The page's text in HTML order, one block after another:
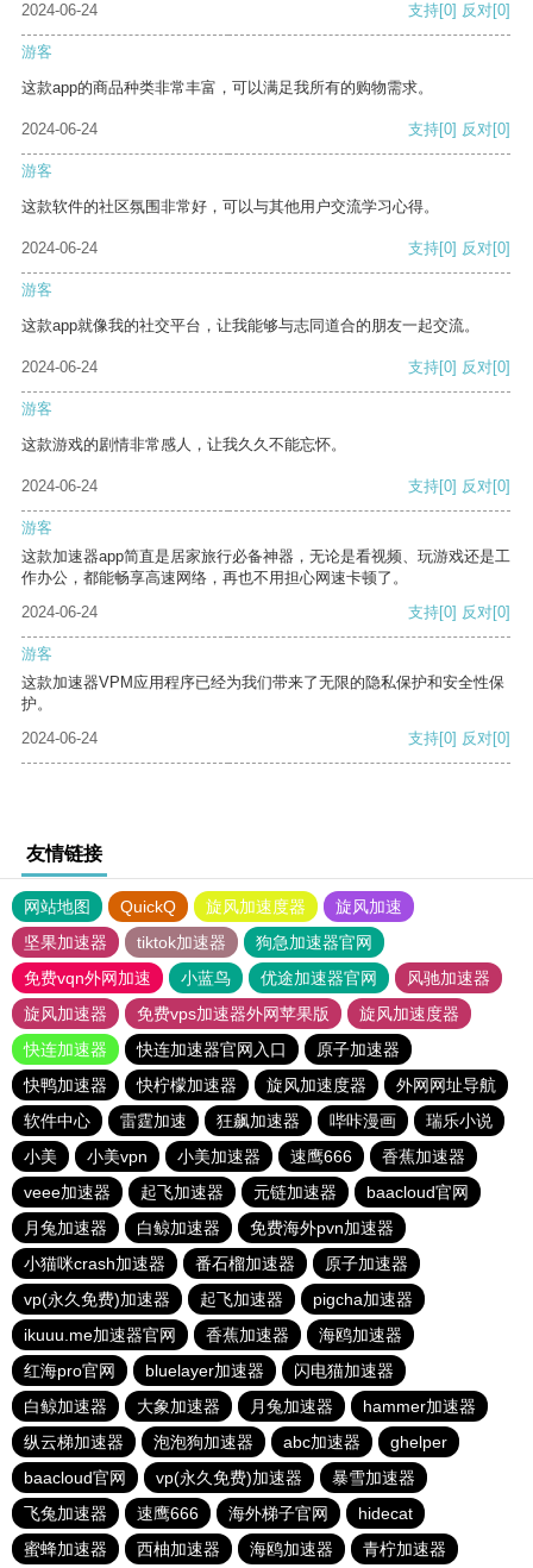
2024-06-24 支持[0] 反对[0]
游客
这款app的商品种类非常丰富，可以满足我所有的购物需求。
2024-06-24 支持[0] 反对[0]
游客
这款软件的社区氛围非常好，可以与其他用户交流学习心得。
2024-06-24 支持[0] 反对[0]
游客
这款app就像我的社交平台，让我能够与志同道合的朋友一起交流。
2024-06-24 支持[0] 反对[0]
游客
这款游戏的剧情非常感人，让我久久不能忘怀。
2024-06-24 支持[0] 反对[0]
游客
这款加速器app简直是居家旅行必备神器，无论是看视频、玩游戏还是工
作办公，都能畅享高速网络，再也不用担心网速卡顿了。
2024-06-24
支持[0] 反对[0]
游客
这款加速器VPM应用程序已经为我们带来了无限的隐私保护和安全性保
护。
2024-06-24
支持[0] 反对[0]
友情链接
网站地图 QuickQ 旋风加速度器
旋风加速
坚果加速器
tiktok加速器
狗急加速器官网
免费vqn外网加速
小蓝鸟 优途加速器官网
风驰加速器
旋风加速器
免费vps加速器外网苹果版
旋风加速度器
快连加速器
快连加速器官网入口
原子加速器
快鸭加速器
快柠檬加速器 旋风加速度器
外网网址导航
软件中心
雷霆加速 狂飙加速器 哔咔漫画
瑞乐小说
小美
小美vpn 小美加速器 速鹰666
香蕉加速器
veee加速器
起飞加速器 元链加速器
baacloud官网
月兔加速器
白鲸加速器
免费海外pvn加速器
小猫咪crash加速器
番石榴加速器
原子加速器
vp(永久免费)加速器
起飞加速器
pigcha加速器
ikuuu.me加速器官网
香蕉加速器
海鸥加速器
红海pro官网
bluelayer加速器
闪电猫加速器
白鲸加速器
大象加速器 月兔加速器
hammer加速器
纵云梯加速器
泡泡狗加速器 abc加速器
ghelper
baacloud官网
vp(永久免费)加速器
暴雪加速器
飞兔加速器
速鹰666 海外梯子官网
hidecat
蜜蜂加速器
西柚加速器 海鸥加速器 青柠加速器